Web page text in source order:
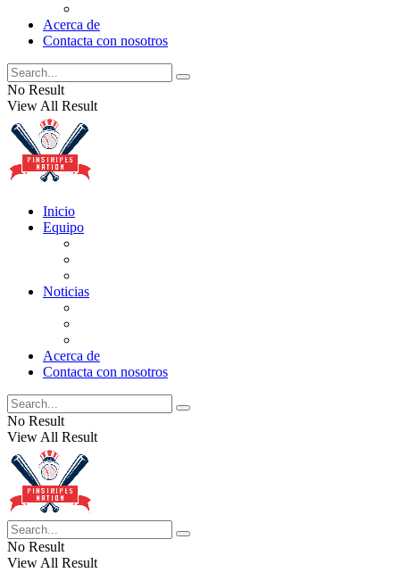
Acerca de
Contacta con nosotros
No Result
View All Result
Inicio
Equipo
Noticias
Acerca de
Contacta con nosotros
No Result
View All Result
No Result
View All Result